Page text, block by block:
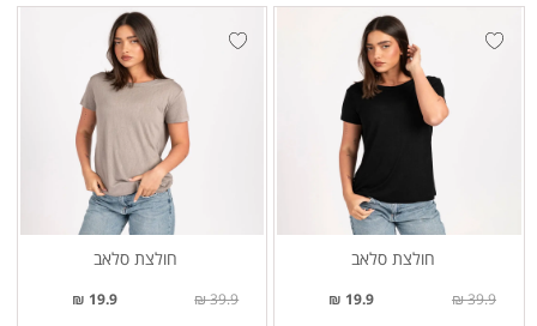
חולצת סלאב
19.9 ₪ 39.9 ₪
חולצת סלאב
19.9 ₪ 39.9 ₪